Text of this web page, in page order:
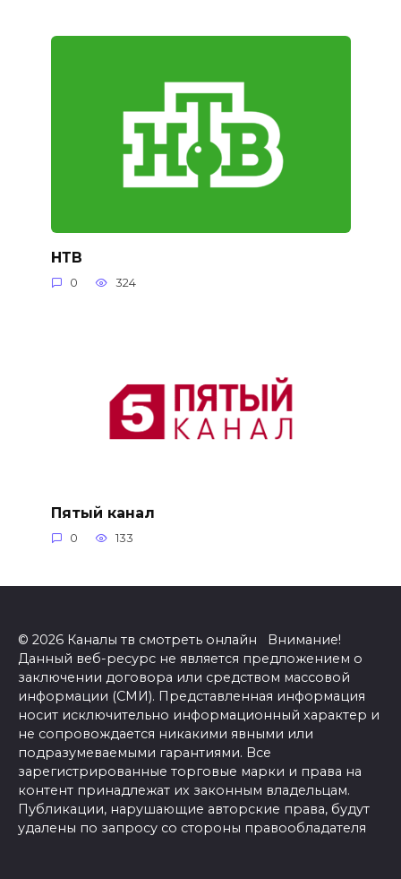
НТВ
0 324
Пятый канал
0 133
© 2026 Каналы тв смотреть онлайн Внимание!
Данный веб-ресурс не является предложением о
заключении договора или средством массовой
информации (СМИ). Представленная информация
носит исключительно информационный характер и
не сопровождается никакими явными или
подразумеваемыми гарантиями. Все
зарегистрированные торговые марки и права на
контент принадлежат их законным владельцам.
Публикации, нарушающие авторские права, будут
удалены по запросу со стороны правообладателя